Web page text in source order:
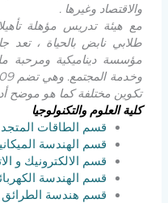
والاقتصاد وغيرها .
مع هيئة تدريس مؤهلة
طلابي نابض بالحياة ، تعد
مؤسسة ديناميكية ومرحبة
تكوين مختلفة كما هو موضح
كلية العلوم والتكنولوجيا
قسم الطاقات
قسم الهندسة
قسم الالكترونيك و
قسم الهندسة
قسم هندسة الطرائق